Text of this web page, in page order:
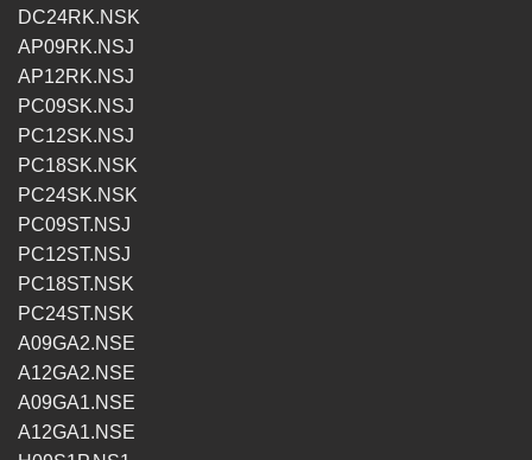
DC24RK.NSK
AP09RK.NSJ
AP12RK.NSJ
PC09SK.NSJ
PC12SK.NSJ
PC18SK.NSK
PC24SK.NSK
PC09ST.NSJ
PC12ST.NSJ
PC18ST.NSK
PC24ST.NSK
A09GA2.NSE
A12GA2.NSE
A09GA1.NSE
A12GA1.NSE